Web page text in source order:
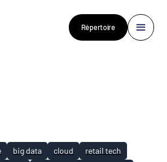
Répertoire
big data cloud
retail tech